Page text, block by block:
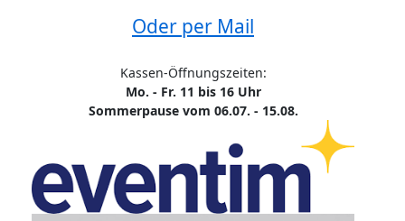
Oder per Mail
Kassen-Öffnungszeiten:
Mo. - Fr. 11 bis 16 Uhr
Sommerpause vom 06.07. - 15.08.